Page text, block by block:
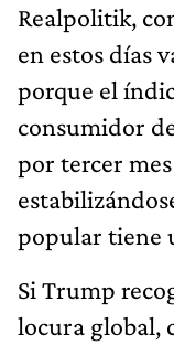
Realpolitik,
en estos días
porque el
consumidor
por tercer
popular tiene
Si Trump
locura global,